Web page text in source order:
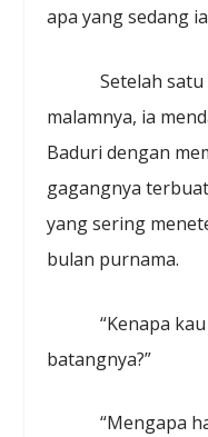
apa yang sedang
Setelah satu
malamnya, ia
Baduri dengan
gagangnya
yang sering
bulan purnama.
“Kenapa kau
batangnya?”
“Mengapa